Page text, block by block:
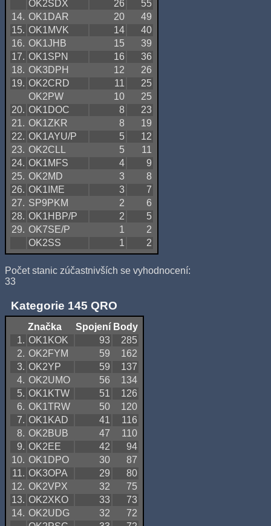
OK2SDX
26
55
14. OK1DAR 20
49
15. OK1MVK 14
40
16. OK1JHB 15
39
17. OK1SPN 16
36
18. OK3DPH 12
26
19. OK2CRD 11
25
OK2PW
10
25
20. OK1DOC 8
23
21. OK1ZKR 8
19
22. OK1AYU/P 5
12
23. OK2CLL 5
11
24. OK1MFS 4
9
25. OK2MD 3
8
26. OK1IME 3
7
27. SP9PKM 2
6
28. OK1HBP/P 2
5
29. OK7SE/P 1
2
OK2SS
1 2
Počet stanic zúčastnivších se vyhodnocení:
33
Kategorie 145 QRO
Značka Spojení Body
1. OK1KOK 93
285
2. OK2FYM 59
162
3. OK2YP 59
137
4. OK2UMO 56
134
5. OK1KTW 51
126
6. OK1TRW 50
120
7. OK1KAD 41
116
8. OK2BUB 47
110
9. OK2EE 42
94
10. OK1DPO 30
87
11. OK3OPA 29
80
12. OK2VPX 32
75
13. OK2XKO 33
73
14. OK2UDG 32
72